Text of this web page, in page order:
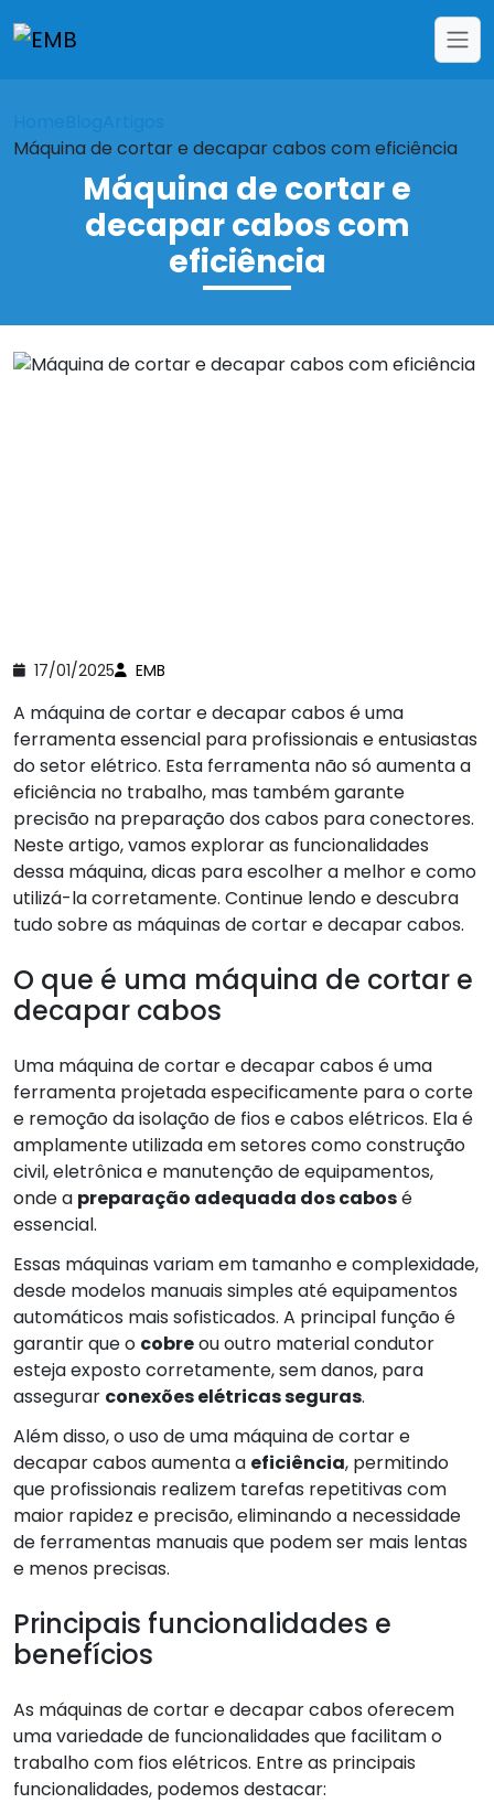
Home Blog
Artigos
Máquina de cortar e decapar cabos com eficiência
Máquina de cortar e
decapar cabos com
eficiência
17/01/2025 EMB
A máquina de cortar e decapar cabos é uma
ferramenta essencial para profissionais e entusiastas
do setor elétrico. Esta ferramenta não só aumenta a
eficiência no trabalho, mas também garante
precisão na preparação dos cabos para conectores.
Neste artigo, vamos explorar as funcionalidades
dessa máquina, dicas para escolher a melhor e como
utilizá-la corretamente. Continue lendo e descubra
tudo sobre as máquinas de cortar e decapar cabos.
O que é uma máquina de cortar e
decapar cabos
Uma máquina de cortar e decapar cabos é uma
ferramenta projetada especificamente para o corte
e remoção da isolação de fios e cabos elétricos. Ela é
amplamente utilizada em setores como construção
civil, eletrônica e manutenção de equipamentos,
onde a preparação adequada dos cabosé
essencial.
Essas máquinas variam em tamanho e complexidade,
desde modelos manuais simples até equipamentos
automáticos mais sofisticados. A principal função é
garantir que o cobreou outro material condutor
esteja exposto corretamente, sem danos, para
assegurar conexões elétricas seguras.
Além disso, o uso de uma máquina de cortar e
decapar cabos aumenta a eficiência, permitindo
que profissionais realizem tarefas repetitivas com
maior rapidez e precisão, eliminando a necessidade
de ferramentas manuais que podem ser mais lentas
e menos precisas.
Principais funcionalidades e
benefícios
As máquinas de cortar e decapar cabos oferecem
uma variedade de funcionalidades que facilitam o
trabalho com fios elétricos. Entre as principais
funcionalidades, podemos destacar: